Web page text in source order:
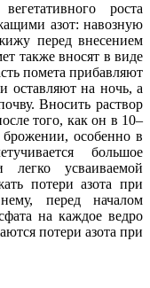
роста
азот: навозную
перед внесением
также вносят в виде
помета прибавляют
оставляют на ночь, а
Вносить раствор
того, как он в 10–
особенно в
большое
легко усваиваемой
потери азота при
перед началом
на каждое ведро
потери азота при